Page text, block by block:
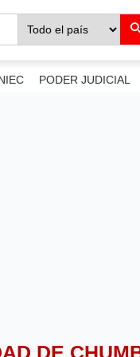
PODER JUDICIAL
DE